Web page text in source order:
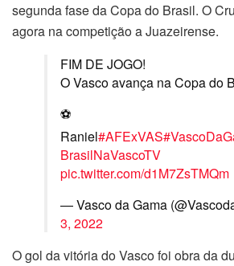
segunda fase da Copa do Brasil. O
agora na competição a Juazeirense.
FIM DE JOGO!
O Vasco avança na Copa do
⚽
Raniel#AFExVAS
BrasilNaVascoTV
pic.twitter.com/d1M7ZsTMQm
— Vasco da Gama
3, 2022
O gol da vitória do Vasco foi obra da